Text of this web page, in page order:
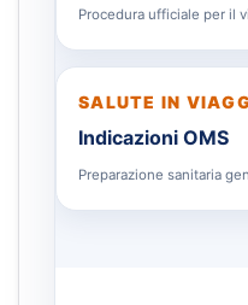
Procedura ufficiale per il
SALUTE IN
Indicazioni OMS
Preparazione sanitaria